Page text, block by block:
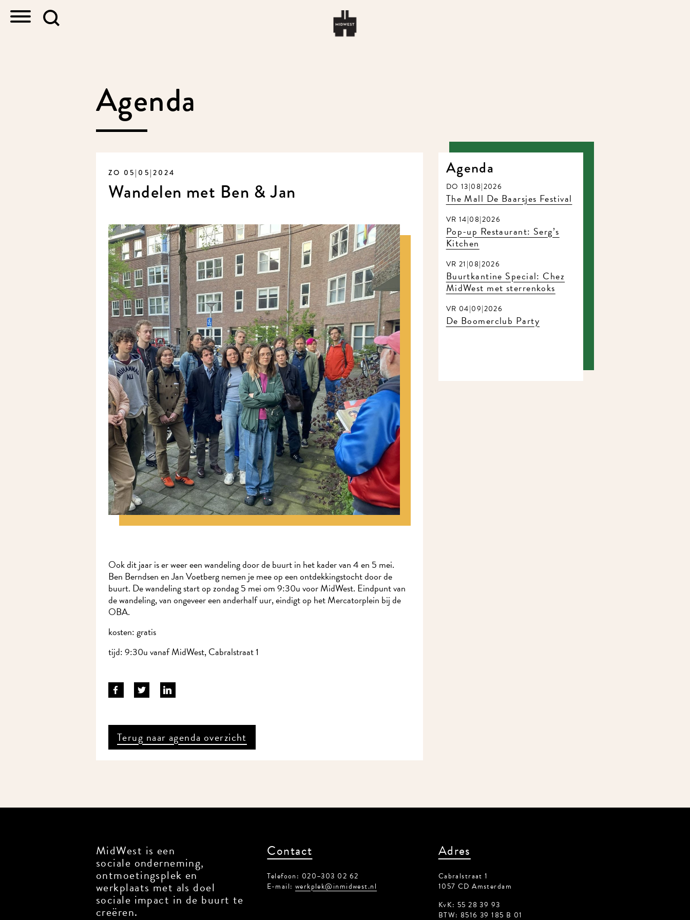
Agenda
ZO 05|05|2024
Wandelen met Ben & Jan
Ook dit jaar is er weer een wandeling door de buurt in het kader van 4 en 5 mei.
Ben Berndsen en Jan Voetberg nemen je mee op een ontdekkingstocht door de
buurt. De wandeling start op zondag 5 mei om 9:30u voor MidWest. Eindpunt van
de wandeling, van ongeveer een anderhalf uur, eindigt op het Mercatorplein bij de
OBA.
kosten: gratis
tijd: 9:30u vanaf MidWest, Cabralstraat 1
Terug naar agenda overzicht
Agenda
DO 13|08|2026
The Mall De Baarsjes Festival
VR 14|08|2026
Pop-up Restaurant: Serg’s
Kitchen
VR 21|08|2026
Buurtkantine Special: Chez
MidWest met sterrenkoks
VR 04|09|2026
De Boomerclub Party
MidWest is een
sociale onderneming,
ontmoetingsplek en
werkplaats met als doel
sociale impact in de buurt te
creëren.
Contact
Telefoon: 020–303 02 62
E-mail: werkplek@inmidwest.nl
Adres
Cabralstraat 1
1057 CD Amsterdam
KvK: 55 28 39 93
BTW: 8516 39 185 B 01